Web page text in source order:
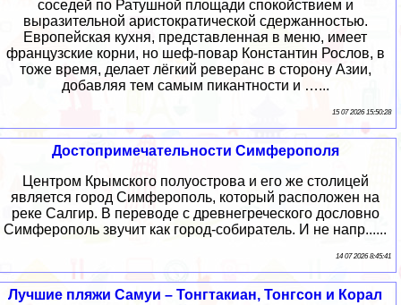
соседей по Ратушной площади спокойствием и
выразительной аристократической сдержанностью.
Европейская кухня, представленная в меню, имеет
французские корни, но шеф-повар Константин Рослов, в
тоже время, делает лёгкий реверанс в сторону Азии,
добавляя тем самым пикантности и …...
15 07 2026 15:50:28
Достопримечательности Симферополя
Центром Крымского полуострова и его же столицей
является город Симферополь, который расположен на
реке Салгир. В переводе с древнегреческого дословно
Симферополь звучит как город-собиратель. И не напр......
14 07 2026 8:45:41
Лучшие пляжи Самуи – Тонгтакиан, Тонгсон и Корал